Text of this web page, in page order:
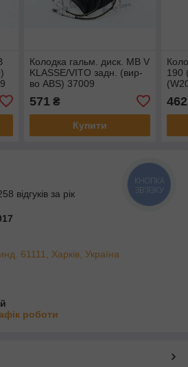
Колодка гальм. диск. MB V
KLASSE/VITO задн. (вир-
во ABS) 37009
571₴
Купити
190
462
відгуків за рік
61111, Харків, Україна
роботи
КНОПКА
ЗВ'ЯЗКУ